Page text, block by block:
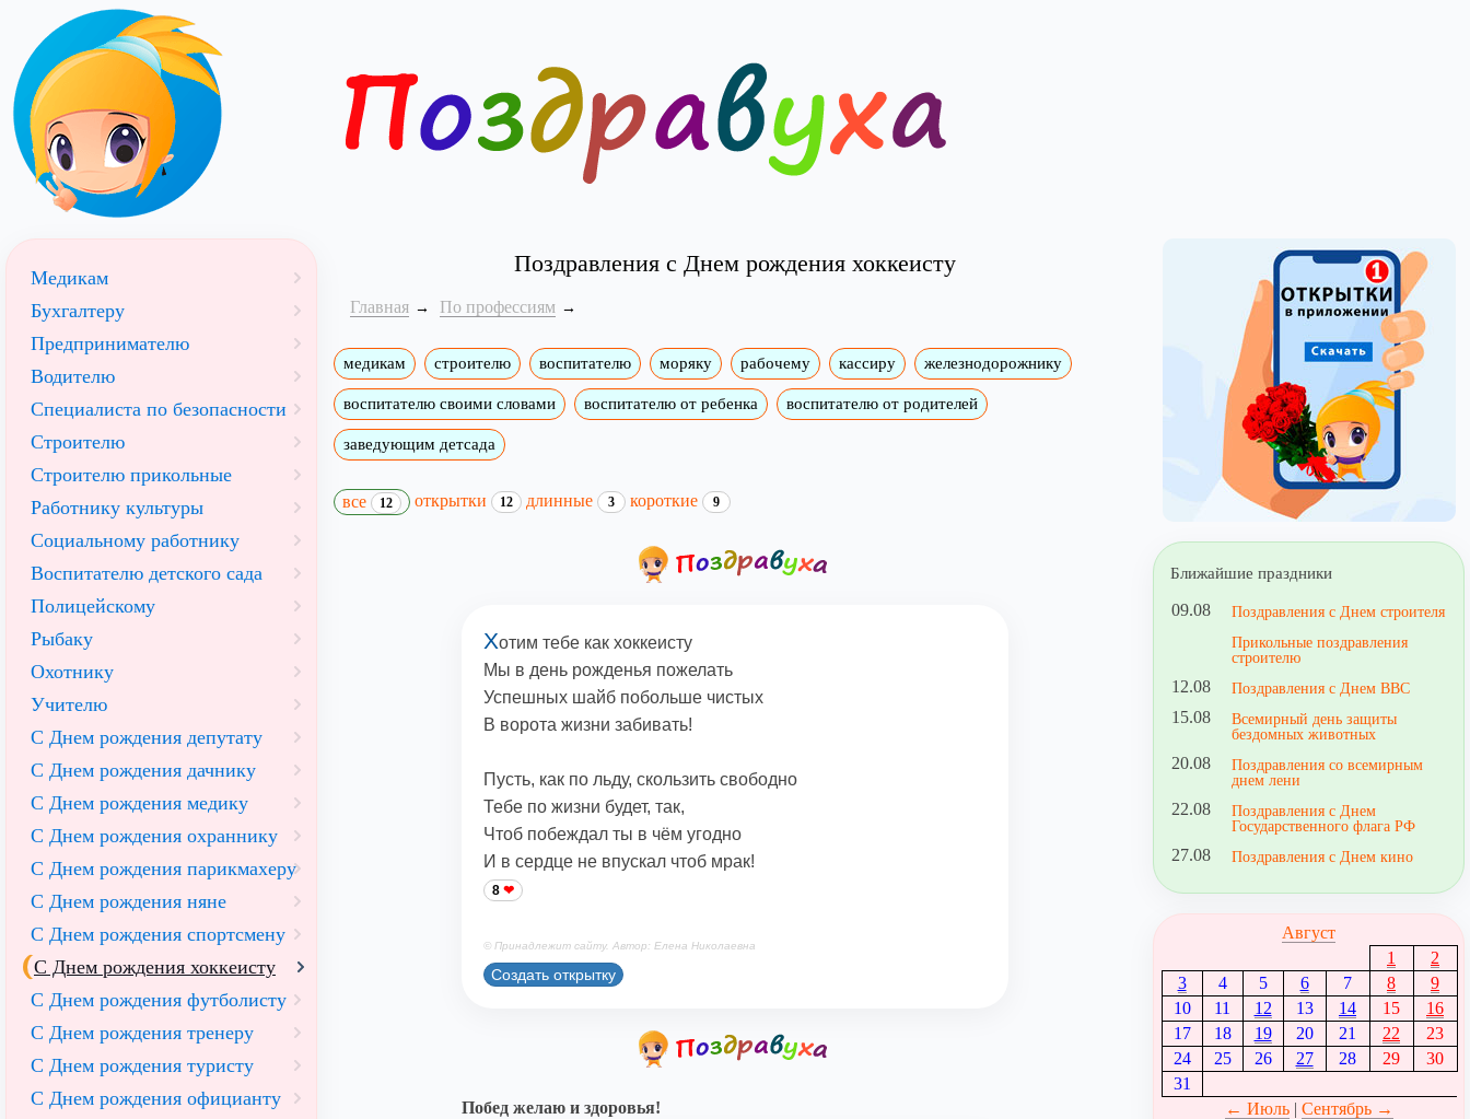
Поздравления с Днем рождения хоккеисту
Главная По профессиям
медикам строителю воспитателю моряку рабочему кассиру железнодорожнику
воспитателю своими словами воспитателю от ребенка воспитателю от родителей
заведующим детсада
все 12 открытки 12 длинные 3 короткие 9
Хотим тебе как хоккеисту
Мы в день рожденья пожелать
Успешных шайб побольше чистых
В ворота жизни забивать!
Пусть, как по льду, скользить свободно
Тебе по жизни будет, так,
Чтоб побеждал ты в чём угодно
И в сердце не впускал чтоб мрак!
8
© Принадлежит сайту. Автор: Елена Николаевна
Создать открытку
Побед желаю и здоровья!
Медикам
Бухгалтеру
Предпринимателю
Водителю
Специалиста по безопасности
Строителю
Строителю прикольные
Работнику культуры
Социальному работнику
Воспитателю детского сада
Полицейскому
Рыбаку
Охотнику
Учителю
С Днем рождения депутату
С Днем рождения дачнику
С Днем рождения медику
С Днем рождения охраннику
С Днем рождения парикмахеру
С Днем рождения няне
С Днем рождения спортсмену
С Днем рождения хоккеисту
С Днем рождения футболисту
С Днем рождения тренеру
С Днем рождения туристу
С Днем рождения официанту
Ближайшие праздники
09.08
Поздравления с Днем строителя
Прикольные поздравления
строителю
12.08 Поздравления с Днем ВВС
15.08
Всемирный день защиты
бездомных животных
20.08
Поздравления со всемирным
днем лени
22.08
Поздравления с Днем
Государственного флага РФ
27.08 Поздравления с Днем кино
Август
1
2
3
4 5 6 7 8
9
10
11 12 13 14 15
16
17
18 19 20 21 22
23
24
25 26 27 28 29
30
31
← Июль| Сентябрь →